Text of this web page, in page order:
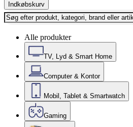
Indkøbskurv
Alle produkter
TV, Lyd & Smart Home
Computer & Kontor
Mobil, Tablet & Smartwatch
Gaming